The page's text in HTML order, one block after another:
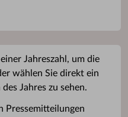
Jahreszahl, um die
wählen Sie direkt ein
Jahres zu sehen.
Pressemitteilungen